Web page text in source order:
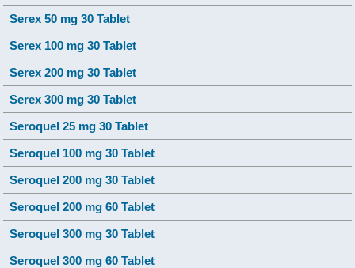
Serex 50 mg 30 Tablet
Serex 100 mg 30 Tablet
Serex 200 mg 30 Tablet
Serex 300 mg 30 Tablet
Seroquel 25 mg 30 Tablet
Seroquel 100 mg 30 Tablet
Seroquel 200 mg 30 Tablet
Seroquel 200 mg 60 Tablet
Seroquel 300 mg 30 Tablet
Seroquel 300 mg 60 Tablet